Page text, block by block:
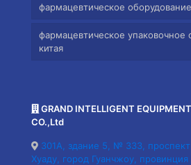
фармацевтическое
фармацевтическое упаковочное
китая
GRAND INTELLIGENT
CO.,Ltd
301A, здание 5, № 333,
Хуаду, город Гуанчжоу, провинция